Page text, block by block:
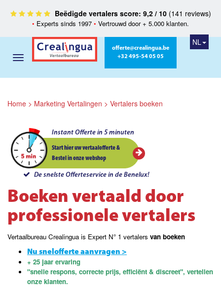
Beëdigde vertalers score: 9,2 / 10(141 reviews)
• Experts sinds 1997 • Vertrouwd door + 5.000 klanten.
offerte@crealingua.be
+32 495-54 05 05
NL
Home > Marketing Vertalingen > Vertalers boeken
Instant Offerte in 5 minuten
Start hier uw vertaalofferte &
Bestel in onze webshop
De snelste Offerteservice in de Benelux!
Boeken vertaald door
professionele vertalers
Vertaalbureau Crealingua is Expert N° 1 vertalers van boeken
Nu snelofferte aanvragen >
+ 25 jaar ervaring
"snelle respons, correcte prijs, efficiënt & discreet", vertellen
onze klanten.